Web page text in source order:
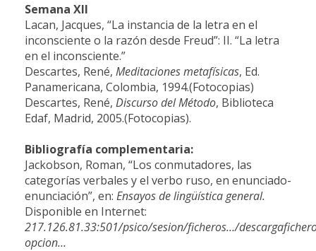
Semana XII
Lacan, Jacques, “La instancia de la letra en el
inconsciente o la razón desde Freud”: II. “La letra
en el inconsciente.”
Descartes, René, Meditaciones metafísicas, Ed.
Panamericana, Colombia, 1994.(Fotocopias)
Descartes, René, Discurso del Método, Biblioteca
Edaf, Madrid, 2005.(Fotocopias).
Bibliografía complementaria:
Jackobson, Roman, “Los conmutadores, las
categorías verbales y el verbo ruso, en enunciado-
enunciación”, en: Ensayos de lingüística general.
Disponible en Internet:
217.126.81.33:501/psico/sesion/ficheros…/
opcion…